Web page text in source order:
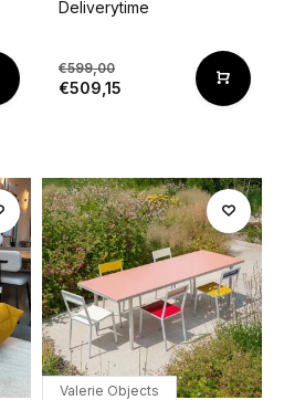
Deliverytime
€599,00
€509,15
Valerie Objects